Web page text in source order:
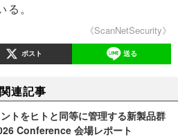
。
《ScanNetSecurity》
ポスト 送る
関連記事
トをヒトと同等に管理する新製品群
Conference 会場レポート